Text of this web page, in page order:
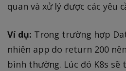
quan và xử lý được các yêu
Ví dụ: Trong trường hợp
nhiên app do return 200
bình thường. Lúc đó K8s sẽ